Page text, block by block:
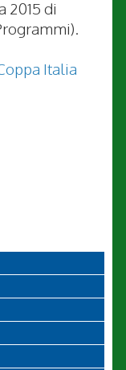
2015 di
Italia